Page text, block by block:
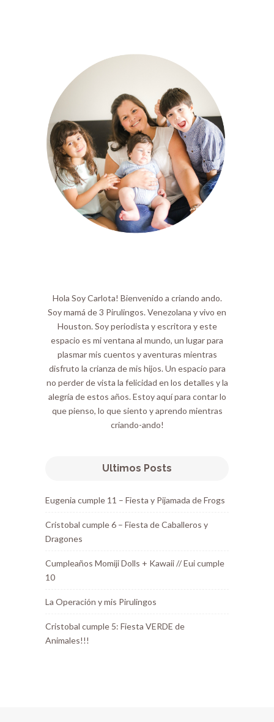
Hola Soy Carlota! Bienvenido a criando ando.
Soy mamá de 3 Pirulingos. Venezolana y vivo en
Houston. Soy periodista y escritora y este
espacio es mi ventana al mundo, un lugar para
plasmar mis cuentos y aventuras mientras
disfruto la crianza de mis hijos. Un espacio para
no perder de vista la felicidad en los detalles y la
alegría de estos años. Estoy aquí para contar lo
que pienso, lo que siento y aprendo mientras
criando-ando!
Ultimos Posts
Eugenia cumple 11 – Fiesta y Pijamada de Frogs
Cristobal cumple 6 – Fiesta de Caballeros y
Dragones
Cumpleaños Momiji Dolls + Kawaii // Eui cumple
10
La Operación y mis Pirulingos
Cristobal cumple 5: Fiesta VERDE de
Animales!!!